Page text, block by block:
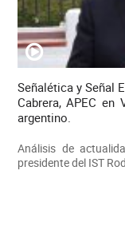
Señalética y Señal
Cabrera, APEC en
argentino.
Análisis de
presidente del IST